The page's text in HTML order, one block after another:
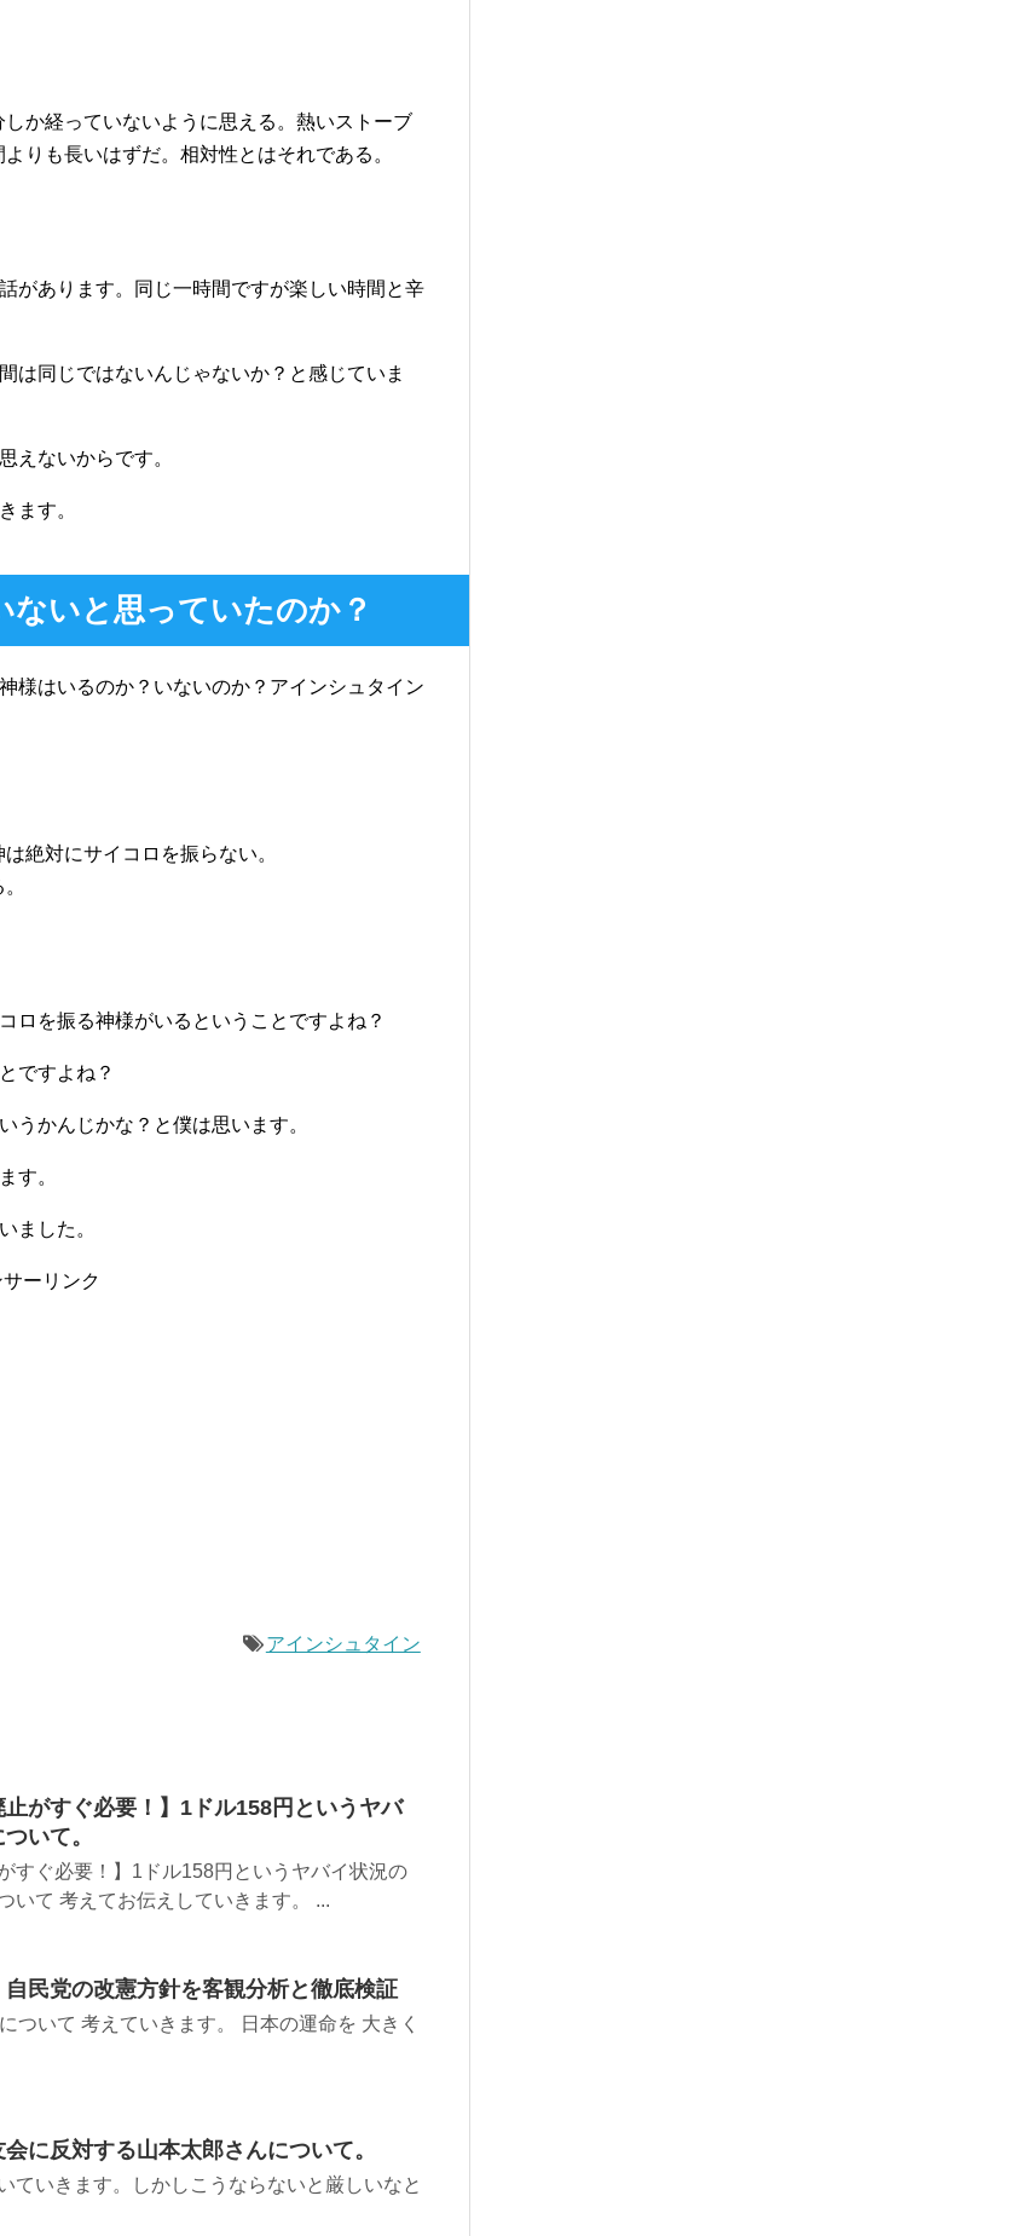
か経っていないように思える。熱いストーブ
りも長いはずだ。相対性とはそれである。
があります。同じ一時間ですが楽しい時間と辛
は同じではないんじゃないか？と感じていま
えないからです。
ます。
いと思っていたのか？
様はいるのか？いないのか？アインシュタイン
絶対にサイコロを振らない。
ロを振る神様がいるということですよね？
ですよね？
うかんじかな？と僕は思います。
す。
ました。
ーリンク
アインシュタイン
止がすぐ必要！】1ドル158円というヤバ
いて。
すぐ必要！】1ドル158円というヤバイ状況の
いて 考えてお伝えしていきます。 ...
自民党の改憲方針を客観分析と徹底検証
ついて 考えていきます。 日本の運命を 大きく
に反対する山本太郎さんについて。
ていきます。しかしこうならないと厳しいなと